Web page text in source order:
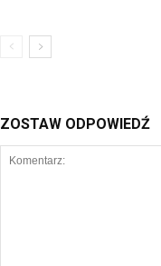
ZOSTAW ODPOWIEDŹ